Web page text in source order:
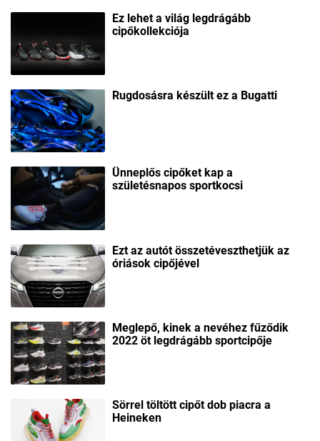
Ez lehet a világ legdrágább
cipőkollekciója
Rugdosásra készült ez a Bugatti
Ünneplős cipőket kap a
születésnapos sportkocsi
Ezt az autót összetéveszthetjük az
óriások cipőjével
Meglepő, kinek a nevéhez fűződik
2022 öt legdrágább sportcipője
Sörrel töltött cipőt dob piacra a
Heineken